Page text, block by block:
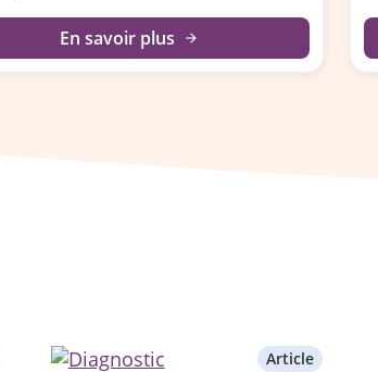
En savoir plus arrow_forward
Article